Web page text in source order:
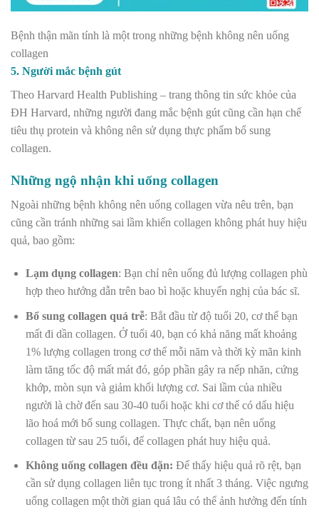
Bệnh thận mãn tính là một trong những bệnh không nên uống
collagen
5. Người mắc bệnh gút
Theo Harvard Health Publishing – trang thông tin sức khỏe của
ĐH Harvard, những người đang mắc bệnh gút cũng cần hạn chế
tiêu thụ protein và không nên sử dụng thực phẩm bổ sung
collagen.
Những ngộ nhận khi uống collagen
Ngoài những bệnh không nên uống collagen vừa nêu trên, bạn
cũng cần tránh những sai lầm khiến collagen không phát huy hiệu
quả, bao gồm:
Lạm dụng collagen: Bạn chỉ nên uống đủ lượng collagen phù
hợp theo hướng dẫn trên bao bì hoặc khuyến nghị của bác sĩ.
Bổ sung collagen quá trễ: Bắt đầu từ độ tuổi 20, cơ thể bạn
mất đi dần collagen. Ở tuổi 40, bạn có khả năng mất khoảng
1% lượng collagen trong cơ thể mỗi năm và thời kỳ mãn kinh
làm tăng tốc độ mất mát đó, góp phần gây ra nếp nhăn, cứng
khớp, mòn sụn và giảm khối lượng cơ. Sai lầm của nhiều
người là chờ đến sau 30-40 tuổi hoặc khi cơ thể có dấu hiệu
lão hoá mới bổ sung collagen. Thực chất, bạn nên uống
collagen từ sau 25 tuổi, để collagen phát huy hiệu quả.
Không uống collagen đều đặn: Để thấy hiệu quả rõ rệt, bạn
cần sử dụng collagen liên tục trong ít nhất 3 tháng. Việc ngưng
uống collagen một thời gian quá lâu có thể ảnh hưởng đến tính